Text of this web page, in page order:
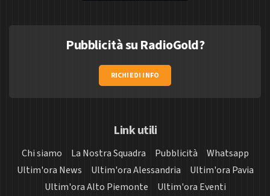
Pubblicità su RadioGold?
RICHIEDI INFO
Link utili
Chi siamo La Nostra Squadra Pubblicità
Whatsapp
Ultim'ora News
Ultim'ora Alessandria
Ultim'ora Pavia
Ultim'ora Alto Piemonte
Ultim'ora Eventi